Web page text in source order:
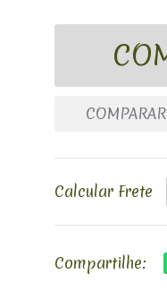
COMPARAR
Calcular Frete
Compartilhe: